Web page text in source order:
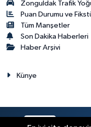
Zonguldak Trafik
Puan Durumu ve
Tüm Manşetler
Son Dakika Haberleri
Haber Arşivi
Künye
RSS